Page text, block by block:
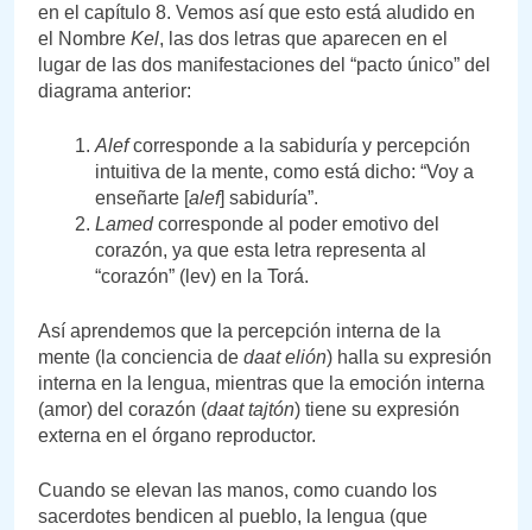
en el capítulo 8. Vemos así que esto está aludido en
el Nombre Kel, las dos letras que aparecen en el
lugar de las dos manifestaciones del “pacto único” del
diagrama anterior:
Alefcorresponde a la sabiduría y percepción
intuitiva de la mente, como está dicho: “Voy a
enseñarte [alef] sabiduría”.
Lamedcorresponde al poder emotivo del
corazón, ya que esta letra representa al
“corazón” (lev) en la Torá.
Así aprendemos que la percepción interna de la
mente (la conciencia de daat elión) halla su expresión
interna en la lengua, mientras que la emoción interna
(amor) del corazón (daat tajtón) tiene su expresión
externa en el órgano reproductor.
Cuando se elevan las manos, como cuando los
sacerdotes bendicen al pueblo, la lengua (que